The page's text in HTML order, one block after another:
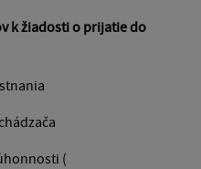
k žiadosti o prijatie do
(